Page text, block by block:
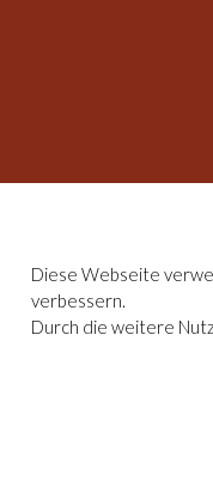
Diese Webseite
verbessern.
Durch die weitere